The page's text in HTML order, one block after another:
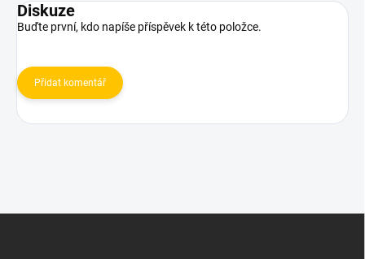
Diskuze
Buďte první, kdo napíše příspěvek k této položce.
Přidat komentář